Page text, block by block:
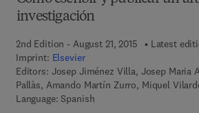
investigación
2nd Edition - August 21, 2015
Latest
Imprint: Elsevier
Editors: Josep Jiménez Villa, Josep Maria
Pallàs, Amando Martín Zurro, Miquel
Language: Spanish